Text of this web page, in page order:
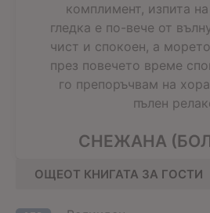
комплимент, изпита
гледка е по-вече от
чист и спокоен, а
през повечето време
го препоръчвам на
пълен
СНЕЖАНА
ОЩЕОТ КНИГАТА ЗА ГОСТИ